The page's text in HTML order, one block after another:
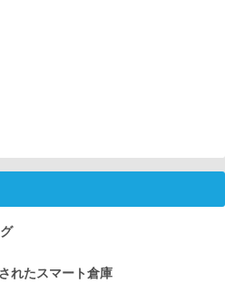
れたスマート倉庫